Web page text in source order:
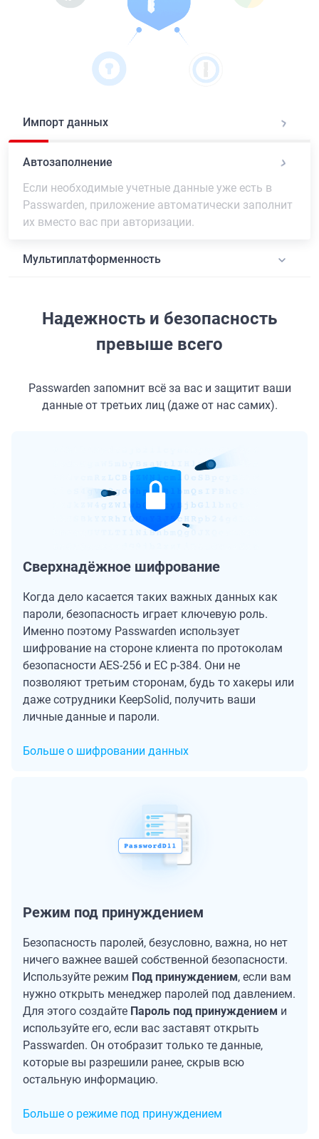
Импорт данных
Автозаполнение
Если необходимые учетные данные уже есть в
Passwarden, приложение автоматически заполнит
их вместо вас при авторизации.
Мультиплатформенность
Надежность и безопасность
превыше всего
Passwarden запомнит всё за вас и защитит ваши
данные от третьих лиц (даже от нас самих).
Сверхнадёжное шифрование
Когда дело касается таких важных данных как
пароли, безопасность играет ключевую роль.
Именно поэтому Passwarden использует
шифрование на стороне клиента по протоколам
безопасности AES-256 и ЕС р-384. Они не
позволяют третьим сторонам, будь то хакеры или
даже сотрудники KeepSolid, получить ваши
личные данные и пароли.
Больше о шифровании данных
Режим под принуждением
Безопасность паролей, безусловно, важна, но нет
ничего важнее вашей собственной безопасности.
Используйте режим Под принуждением, если вам
нужно открыть менеджер паролей под давлением.
Для этого создайте Пароль под принуждением и
используйте его, если вас заставят открыть
Passwarden. Он отобразит только те данные,
которые вы разрешили ранее, скрыв всю
остальную информацию.
Больше о режиме под принуждением